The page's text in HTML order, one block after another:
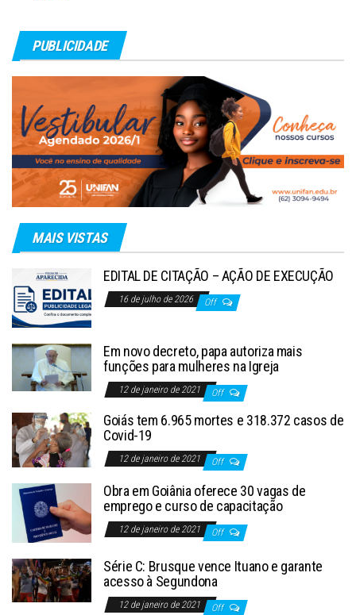
PUBLICIDADE
MAIS VISTAS
EDITAL DE CITAÇÃO – AÇÃO DE EXECUÇÃO
16 de julho de 2026 Off
Em novo decreto, papa autoriza mais
funções para mulheres na Igreja
12 de janeiro de 2021 Off
Goiás tem 6.965 mortes e 318.372 casos de
Covid-19
12 de janeiro de 2021 Off
Obra em Goiânia oferece 30 vagas de
emprego e curso de capacitação
12 de janeiro de 2021 Off
Série C: Brusque vence Ituano e garante
acesso à Segundona
12 de janeiro de 2021 Off